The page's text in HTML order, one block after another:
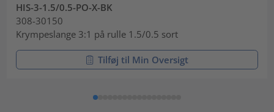
HIS-3-1.5/0.5-PO-X-BK
308-30150
Krympeslange 3:1 på rulle 1.5/0.5 sort
Tilføj til Min Oversigt